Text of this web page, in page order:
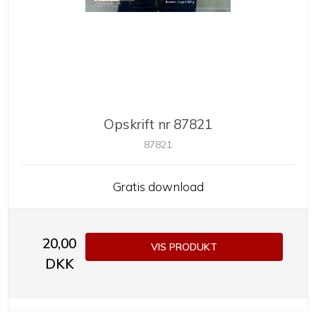
Opskrift nr 87821
87821
Gratis download
20,00
DKK
VIS PRODUKT